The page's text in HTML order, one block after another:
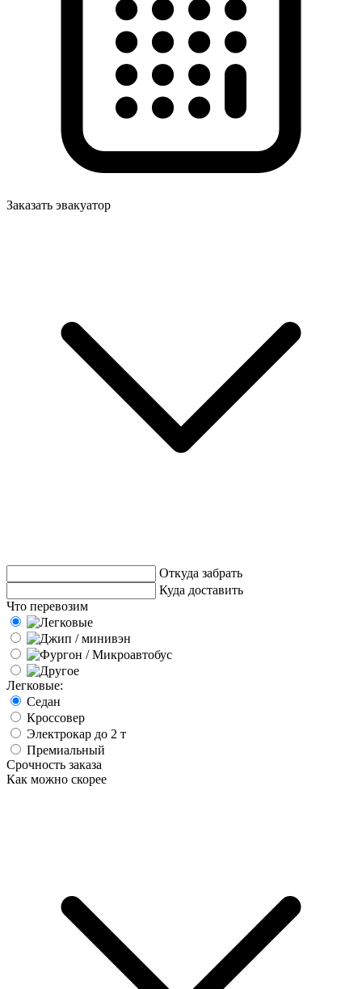
Заказать эвакуатор
Откуда забрать
Куда доставить
Что перевозим
Легковые:
Седан
Кроссовер
Электрокар до 2 т
Премиальный
Срочность заказа
Как можно скорее